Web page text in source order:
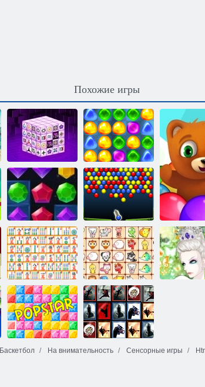
Похожие игры
Маджонг
темные
измерения
Назад в
Конфетную
страну: Эпизод
Драгоценные
камни: Взрыв
Энергичные
шарики
Маджонг линк
Сказочные
питомцы связь
Баскетбол На внимательность Сенсорные игры